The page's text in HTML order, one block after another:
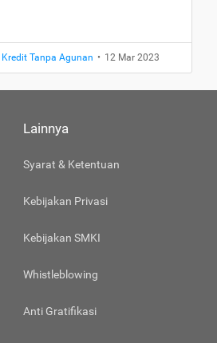
Kredit Tanpa Agunan • 12 Mar 2023
Lainnya
Syarat & Ketentuan
Kebijakan Privasi
Kebijakan SMKI
Whistleblowing
Anti Gratifikasi